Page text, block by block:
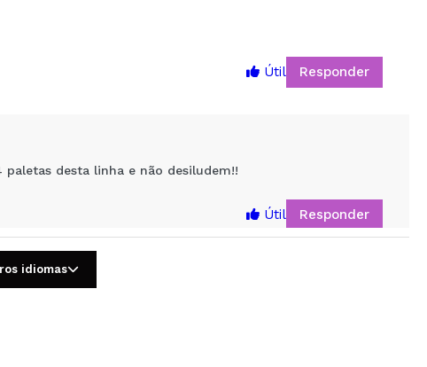
Útil Responder
desta linha e não desiludem!!
Útil Responder
idiomas